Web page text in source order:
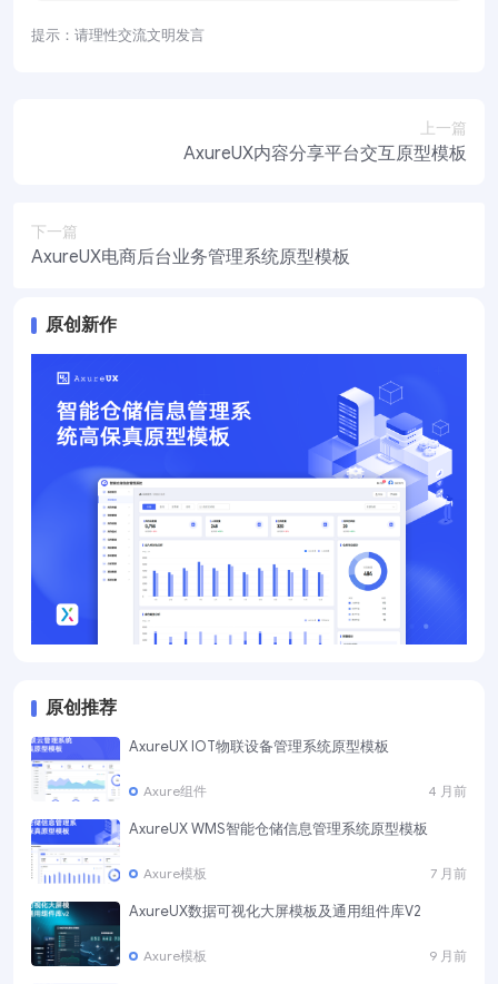
提示：请理性交流文明发言
上一篇
AxureUX内容分享平台交互原型模板
下一篇
AxureUX电商后台业务管理系统原型模板
原创新作
原创推荐
AxureUX IOT物联设备管理系统原型模板
Axure组件 4 月前
AxureUX WMS智能仓储信息管理系统原型模板
Axure模板 7 月前
AxureUX数据可视化大屏模板及通用组件库V2
Axure模板 9 月前